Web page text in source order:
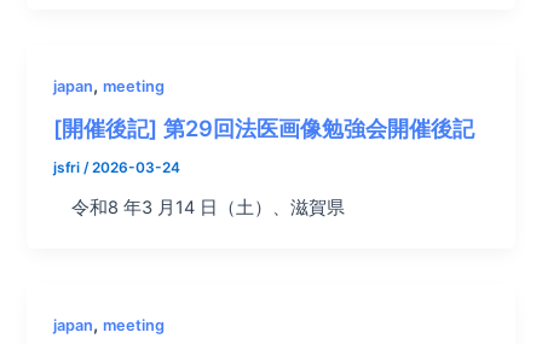
japan,meeting
[開催後記] 第29回法医画像勉強会開催後記
jsfri/2026-03-24
令和8 年3 月14 日（土）、滋賀県
japan,meeting